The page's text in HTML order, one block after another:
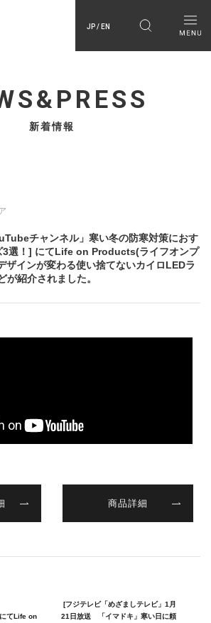
JP / EN
新着情報
チャンネル」寒い冬の防寒対策におす
3選！] にてLife on Products(ライフオンプ
ザインが変わる使い捨てないカイロLEDラ
紹介されました。
商品詳細
てLife on
[フジテレビ「めざましテレビ」1月
21日放送 「イマドキ」寒い日に頼